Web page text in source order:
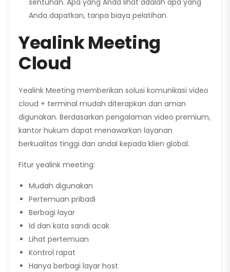
sentuhan. Apa yang Anda lihat adalah apa yang
Anda dapatkan, tanpa biaya pelatihan.
Yealink Meeting
Cloud
Yealink Meeting memberikan solusi komunikasi video
cloud + terminal mudah diterapkan dan aman
digunakan. Berdasarkan pengalaman video premium,
kantor hukum dapat menawarkan layanan
berkualitas tinggi dan andal kepada klien global.
Fitur yealink meeting:
Mudah digunakan
Pertemuan pribadi
Berbagi layar
Id dan kata sandi acak
Lihat pertemuan
Kontrol rapat
Hanya berbagi layar host